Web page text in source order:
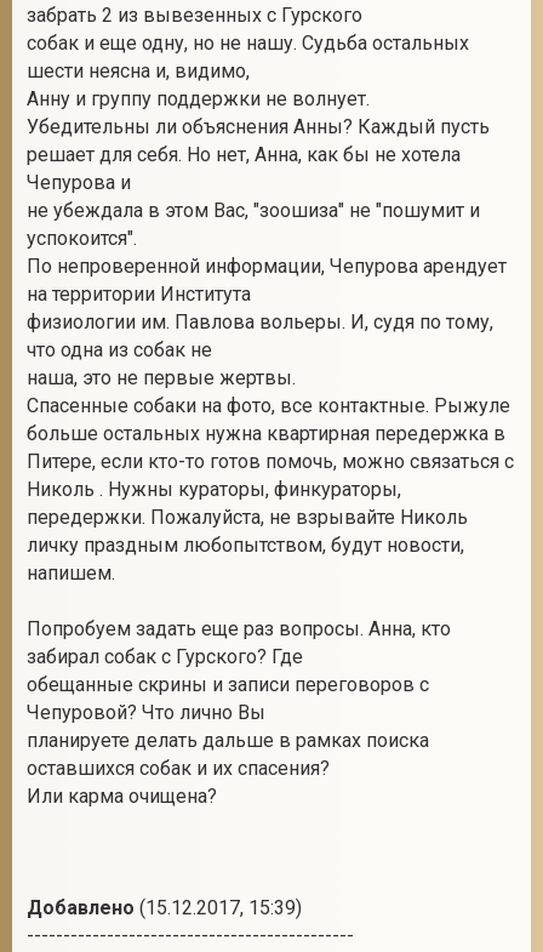
забрать 2 из вывезенных с Гурского
собак и еще одну, но не нашу. Судьба остальных
шести неясна и, видимо,
Анну и группу поддержки не волнует.
Убедительны ли объяснения Анны? Каждый пусть
решает для себя. Но нет, Анна, как бы не хотела
Чепурова и
не убеждала в этом Вас, "зоошиза" не "пошумит и
успокоится".
По непроверенной информации, Чепурова арендует
на территории Института
физиологии им. Павлова вольеры. И, судя по тому,
что одна из собак не
наша, это не первые жертвы.
Спасенные собаки на фото, все контактные. Рыжуле
больше остальных нужна квартирная передержка в
Питере, если кто-то готов помочь, можно связаться с
Николь . Нужны кураторы, финкураторы,
передержки. Пожалуйста, не взрывайте Николь
личку праздным любопытством, будут новости,
напишем.
Попробуем задать еще раз вопросы. Анна, кто
забирал собак с Гурского? Где
обещанные скрины и записи переговоров с
Чепуровой? Что лично Вы
планируете делать дальше в рамках поиска
оставшихся собак и их спасения?
Или карма очищена?
Добавлено (15.12.2017, 15:39)
---------------------------------------------